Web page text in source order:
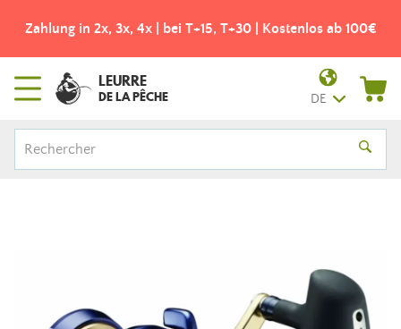
Zahlung in 2x, 3x, 4x | bei T+15, T+30 | Kostenlos ab 100€
LEURRE
DE LA PÊCHE DE